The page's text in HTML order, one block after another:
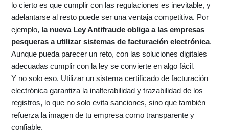
lo cierto es que cumplir con las regulaciones es inevitable, y
adelantarse al resto puede ser una ventaja competitiva. Por
ejemplo, la nueva Ley Antifraude obliga a las empresas
pesqueras a utilizar sistemas de facturación electrónica.
Aunque pueda parecer un reto, con las soluciones digitales
adecuadas cumplir con la ley se convierte en algo fácil.
Y no solo eso. Utilizar un sistema certificado de facturación
electrónica garantiza la inalterabilidad y trazabilidad de los
registros, lo que no solo evita sanciones, sino que también
refuerza la imagen de tu empresa como transparente y
confiable.